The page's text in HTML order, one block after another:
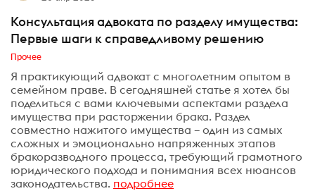
Консультация адвоката по разделу имущества:
Первые шаги к справедливому решению
Прочее
Я практикующий адвокат с многолетним опытом в
семейном праве. В сегодняшней статье я хотел бы
поделиться с вами ключевыми аспектами раздела
имущества при расторжении брака. Раздел
совместно нажитого имущества – один из самых
сложных и эмоционально напряженных этапов
бракоразводного процесса, требующий грамотного
юридического подхода и понимания всех нюансов
законодательства. подробнее